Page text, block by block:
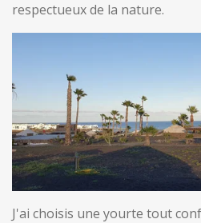
respectueux de la nature.
J'ai choisis une yourte tout